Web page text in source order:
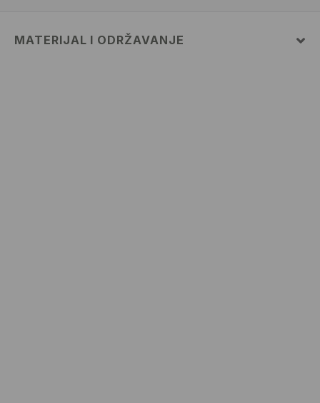
MATERIJAL I ODRŽAVANJE